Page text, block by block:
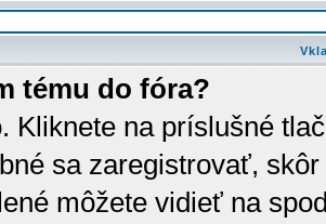
tému do fóra?
Kliknete na príslušné
sa zaregistrovať,
môžete vidieť na